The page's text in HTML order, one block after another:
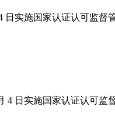
日实施国家认证认可监督
4 日实施国家认证认可监